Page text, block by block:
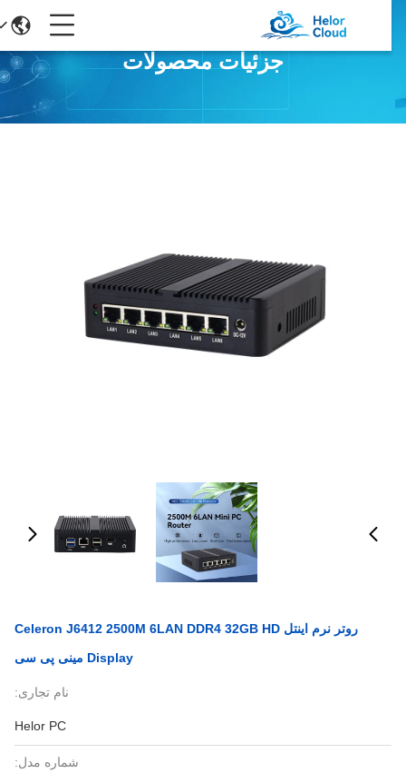
جزئیات محصولات
روتر نرم اینتل Celeron J6412 2500M 6LAN DDR4 32GB HD
Display مینی پی سی
نام تجاری:
Helor PC
شماره مدل: